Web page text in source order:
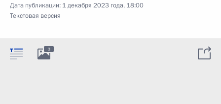
Дата публикации: 1 декабря 2023 года, 18:00
Текстовая версия
3